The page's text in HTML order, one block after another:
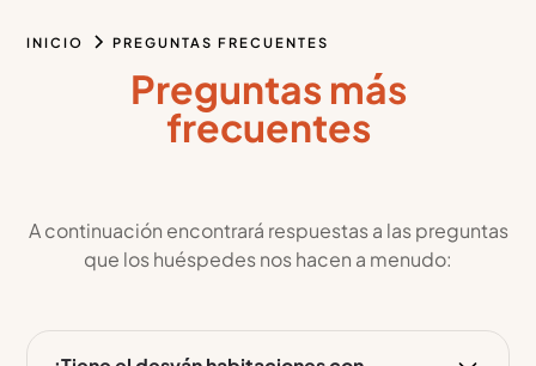
INICIO PREGUNTAS FRECUENTES
Preguntas más
frecuentes
A continuación encontrará respuestas a las preguntas
que los huéspedes nos hacen a menudo: